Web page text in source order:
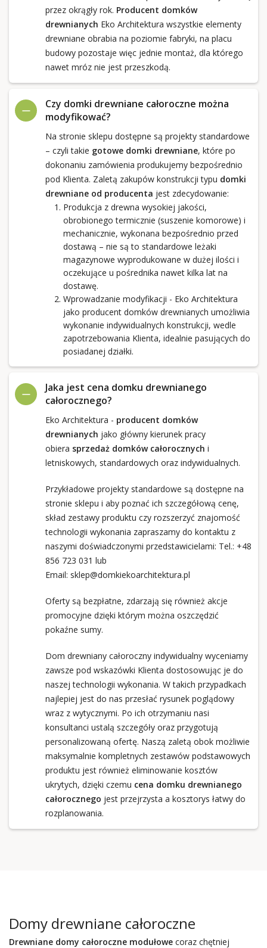
przez okrągły rok. Producent domków
drewnianych Eko Architektura wszystkie elementy
drewniane obrabia na poziomie fabryki, na placu
budowy pozostaje więc jednie montaż, dla którego
nawet mróz nie jest przeszkodą.
Czy domki drewniane całoroczne można
modyfikować?
Na stronie sklepu dostępne są projekty standardowe
– czyli takie gotowe domki drewniane, które po
dokonaniu zamówienia produkujemy bezpośrednio
pod Klienta. Zaletą zakupów konstrukcji typu domki
drewniane od producenta jest zdecydowanie:
Produkcja z drewna wysokiej jakości,
obrobionego termicznie (suszenie komorowe) i
mechanicznie, wykonana bezpośrednio przed
dostawą – nie są to standardowe leżaki
magazynowe wyprodukowane w dużej ilości i
oczekujące u pośrednika nawet kilka lat na
dostawę.
Wprowadzanie modyfikacji - Eko Architektura
jako producent domków drewnianych umożliwia
wykonanie indywidualnych konstrukcji, wedle
zapotrzebowania Klienta, idealnie pasujących do
posiadanej działki.
Jaka jest cena domku drewnianego
całorocznego?
Eko Architektura - producent domków
drewnianych jako główny kierunek pracy
obiera sprzedaż domków całorocznych i
letniskowych, standardowych oraz indywidualnych.
Przykładowe projekty standardowe są dostępne na
stronie sklepu i aby poznać ich szczegółową cenę,
skład zestawy produktu czy rozszerzyć znajomość
technologii wykonania zapraszamy do kontaktu z
naszymi doświadczonymi przedstawicielami: Tel.: +48
856 723 031 lub
Email: sklep@domkiekoarchitektura.pl
Oferty są bezpłatne, zdarzają się również akcje
promocyjne dzięki którym można oszczędzić
pokaźne sumy.
Dom drewniany całoroczny indywidualny wyceniamy
zawsze pod wskazówki Klienta dostosowując je do
naszej technologii wykonania. W takich przypadkach
najlepiej jest do nas przesłać rysunek poglądowy
wraz z wytycznymi. Po ich otrzymaniu nasi
konsultanci ustalą szczegóły oraz przygotują
personalizowaną ofertę. Naszą zaletą obok możliwie
maksymalnie kompletnych zestawów podstawowych
produktu jest również eliminowanie kosztów
ukrytych, dzięki czemu cena domku drewnianego
całorocznego jest przejrzysta a kosztorys łatwy do
rozplanowania.
Domy drewniane całoroczne
Drewniane domy całoroczne modułowecoraz chętniej